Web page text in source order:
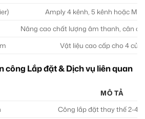
Amply 4 kênh, 5 kênh hoặc
Nâng cao chất lượng âm thanh, cân
Vật liệu cao cấp cho 4 cửa
công Lắp đặt & Dịch vụ liên quan
MÔ TẢ
Công lắp đặt thay thế 2-4